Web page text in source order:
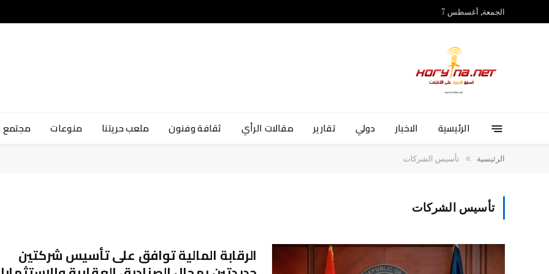
الجمعة, أغسطس 7
الرئيسية الاخبار دولي تقارير مقالات الرأي ثقافة وفنون ملعب حريتنا منوعات
الرئيسية » تأسيس الشركات
تأسيس الشركات
الرقابة المالية توافق على تأسيس شركتين